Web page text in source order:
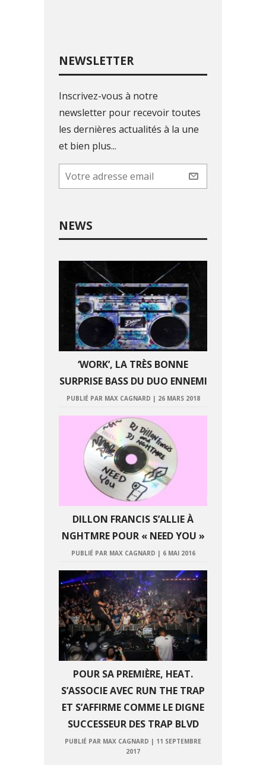
NEWSLETTER
Inscrivez-vous à notre
newsletter pour recevoir toutes
les dernières actualités à la une
et bien plus...
NEWS
‘WORK’, LA TRÈS BONNE
SURPRISE BASS DU DUO ENNEMI
PUBLIÉ PAR MAX CAGNARD | 26 MARS 2018
DILLON FRANCIS S’ALLIE À
NGHTMRE POUR « NEED YOU »
PUBLIÉ PAR MAX CAGNARD | 6 MAI 2016
POUR SA PREMIÈRE, HEAT.
S’ASSOCIE AVEC RUN THE TRAP
ET S’AFFIRME COMME LE DIGNE
SUCCESSEUR DES TRAP BLVD
PUBLIÉ PAR MAX CAGNARD | 11 SEPTEMBRE
2017